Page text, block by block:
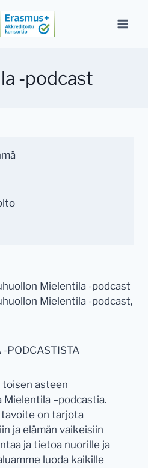
-podcast
Mielentila -podcast
Mielentila -podcast,
PODCASTISTA
toisen asteen
–podcastia.
on tarjota
ja elämän vaikeisiin
ja tietoa nuorille ja
luoda kaikille